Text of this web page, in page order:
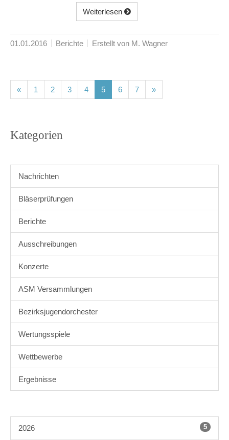
Weiterlesen
01.01.2016 Berichte Erstellt von M. Wagner
« 1 (current)
2(current)
3(current)
4(current)
5(current)
6(current)
7(current)
»
Kategorien
Nachrichten
Bläserprüfungen
Berichte
Ausschreibungen
Konzerte
ASM Versammlungen
Bezirksjugendorchester
Wertungsspiele
Wettbewerbe
Ergebnisse
2026 5